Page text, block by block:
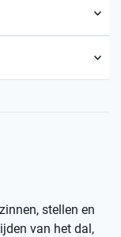
stellen en
van het dal,